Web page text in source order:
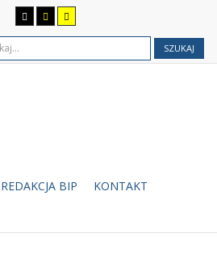
SZUKAJ
REDAKCJA BIP KONTAKT